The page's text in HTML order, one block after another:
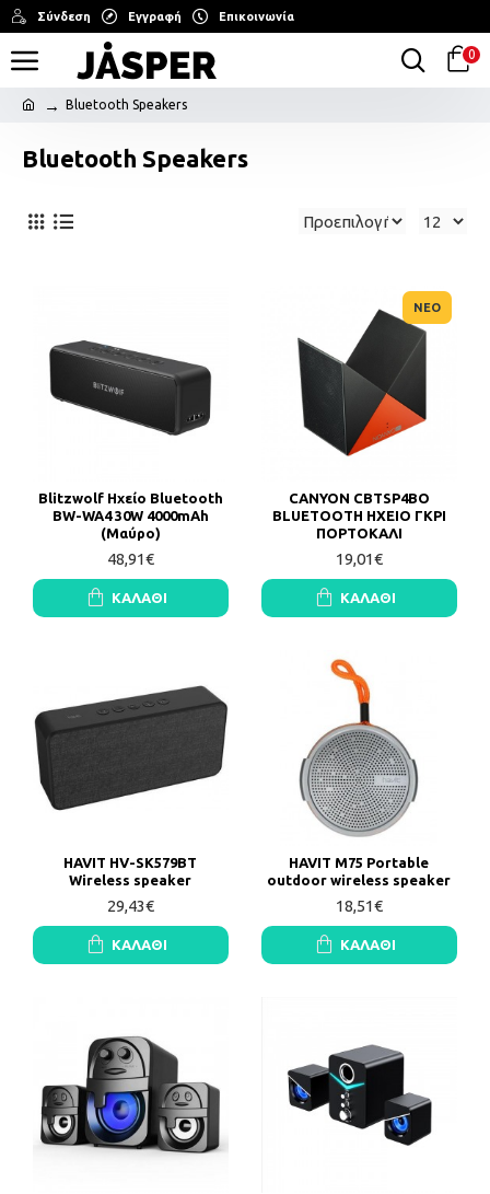
Σύνδεση Εγγραφή Επικοινωνία
0
Bluetooth Speakers
Bluetooth Speakers
Blitzwolf Ηχείο Bluetooth
BW-WA4 30W 4000mAh
(Μαύρο)
48,91€
ΚΑΛΆΘΙ
ΝΕΟ
CANYON CBTSP4BO
BLUETOOTH HXEIO ΓΚΡΙ
ΠΟΡΤΟΚΑΛΙ
19,01€
ΚΑΛΆΘΙ
HAVIT HV-SK579BT
Wireless speaker
29,43€
ΚΑΛΆΘΙ
HAVIT M75 Portable
outdoor wireless speaker
18,51€
ΚΑΛΆΘΙ